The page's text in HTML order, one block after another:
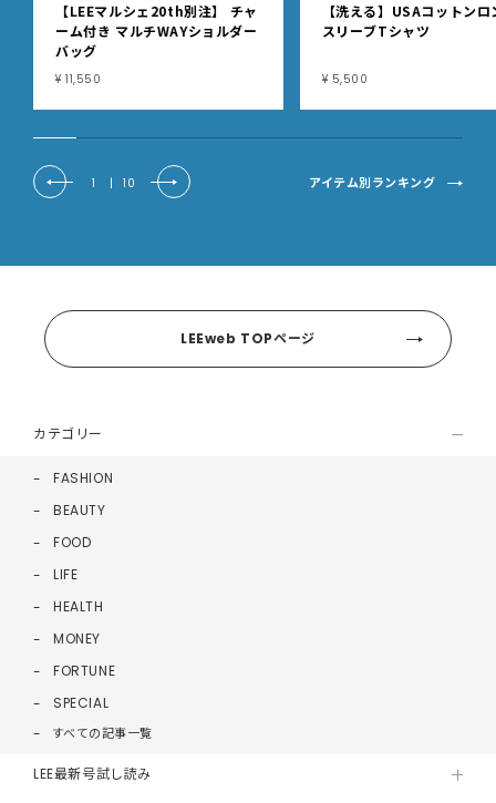
【LEEマルシェ20th別注】 チャ
ーム付き マルチWAYショルダー
バッグ
¥ 11,550
【洗える】USAコットンロ
スリーブTシャツ
¥ 5,500
1 | 10 アイテム別ランキング
LEEweb TOPページ
カテゴリー
FASHION
BEAUTY
FOOD
LIFE
HEALTH
MONEY
FORTUNE
SPECIAL
すべての記事一覧
LEE最新号試し読み